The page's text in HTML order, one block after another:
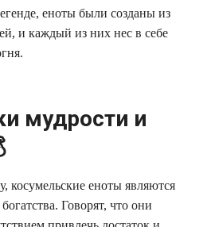
еноты были созданы из
и каждый из них нес в себе
мудрости и
косумельские еноты являются
Говорят, что они